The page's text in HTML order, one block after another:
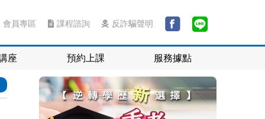
會員專區 課程諮詢 反詐騙聲明
座 預約上課 服務據點